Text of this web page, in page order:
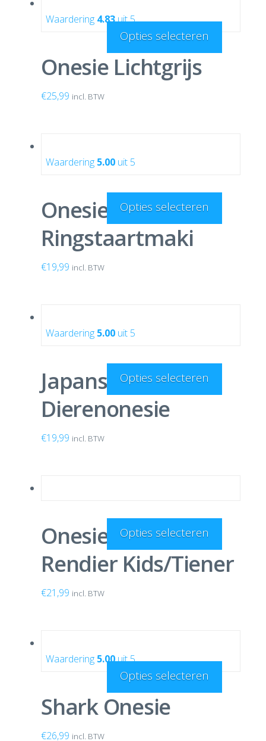
Waardering 4.83uit 5
Onesie Lichtgrijs
€25,99 incl. BTW
Opties selecteren
Waardering 5.00 uit 5
Onesie
Ringstaartmaki
€19,99 incl. BTW
Opties selecteren
Waardering 5.00 uit 5
Japanse Panda
Dierenonesie
€19,99 incl. BTW
Opties selecteren
Onesie Gevlekt
Rendier Kids/Tiener
€21,99 incl. BTW
Opties selecteren
Waardering 5.00uit 5
Shark Onesie
€26,99 incl. BTW
Opties selecteren